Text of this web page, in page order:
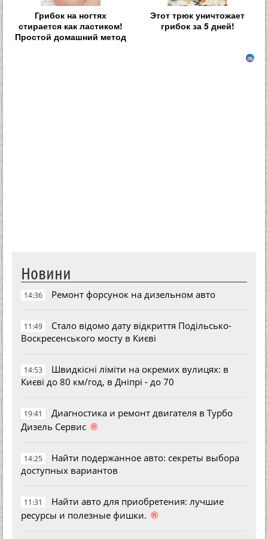
Грибок на ногтях
стирается как ластиком!
Простой домашний метод
Этот трюк уничтожает
грибок за 5 дней!
Новини
14:36 Ремонт форсунок на дизельном авто
11:49
Стало відомо дату відкриття Подільсько-
Воскресенського мосту в Києві
14:53
Швидкісні ліміти на окремих вулицях: в
Києві до 80 км/год, в Дніпрі - до 70
19:41
Диагностика и ремонт двигателя в Турбо
Дизель Сервис ®
14:25
Найти подержанное авто: секреты выбора
доступных вариантов
11:31
Найти авто для приобретения: лучшие
ресурсы и полезные фишки. ®